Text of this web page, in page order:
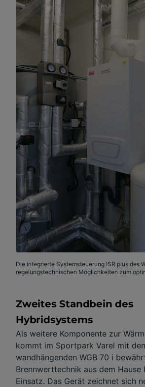
Die integrierte Systemsteuerung ISR plus des
regelungstechnischen Möglichkeiten zum
Zweites Standbein des
Hybridsystems
Als weitere Komponente zur
kommt im Sportpark Varel mit
wandhängenden WGB 70 i
Brennwerttechnik aus dem Hause
Einsatz. Das Gerät zeichnet sich